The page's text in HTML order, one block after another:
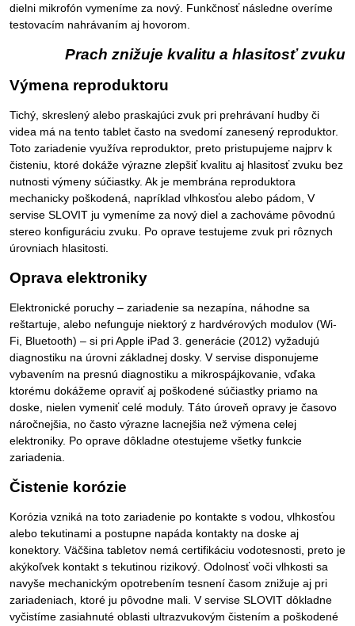
dielni mikrofón vymeníme za nový. Funkčnosť následne overíme
testovacím nahrávaním aj hovorom.
Prach znižuje kvalitu a hlasitosť zvuku
Výmena reproduktoru
Tichý, skreslený alebo praskajúci zvuk pri prehrávaní hudby či
videa má na tento tablet často na svedomí zanesený reproduktor.
Toto zariadenie využíva reproduktor, preto pristupujeme najprv k
čisteniu, ktoré dokáže výrazne zlepšiť kvalitu aj hlasitosť zvuku bez
nutnosti výmeny súčiastky. Ak je membrána reproduktora
mechanicky poškodená, napríklad vlhkosťou alebo pádom, V
servise SLOVIT ju vymeníme za nový diel a zachováme pôvodnú
stereo konfiguráciu zvuku. Po oprave testujeme zvuk pri rôznych
úrovniach hlasitosti.
Oprava elektroniky
Elektronické poruchy – zariadenie sa nezapína, náhodne sa
reštartuje, alebo nefunguje niektorý z hardvérových modulov (Wi-
Fi, Bluetooth) – si pri Apple iPad 3. generácie (2012) vyžadujú
diagnostiku na úrovni základnej dosky. V servise disponujeme
vybavením na presnú diagnostiku a mikrospájkovanie, vďaka
ktorému dokážeme opraviť aj poškodené súčiastky priamo na
doske, nielen vymeniť celé moduly. Táto úroveň opravy je časovo
náročnejšia, no často výrazne lacnejšia než výmena celej
elektroniky. Po oprave dôkladne otestujeme všetky funkcie
zariadenia.
Čistenie korózie
Korózia vzniká na toto zariadenie po kontakte s vodou, vlhkosťou
alebo tekutinami a postupne napáda kontakty na doske aj
konektory. Väčšina tabletov nemá certifikáciu vodotesnosti, preto je
akýkoľvek kontakt s tekutinou rizikový. Odolnosť voči vlhkosti sa
navyše mechanickým opotrebením tesnení časom znižuje aj pri
zariadeniach, ktoré ju pôvodne mali. V servise SLOVIT dôkladne
vyčistíme zasiahnuté oblasti ultrazvukovým čistením a poškodené